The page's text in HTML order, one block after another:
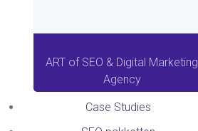
ART of SEO & Digital Marketing
Agency
Case Studies